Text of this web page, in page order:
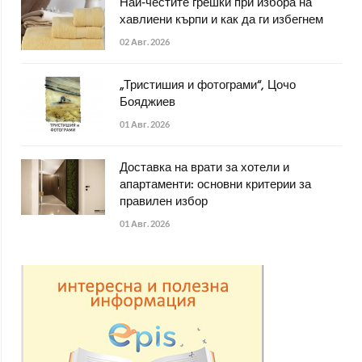
хавлиени кърпи и как да ги избегнем
02 Авг. 2026
„Тристишия и фотограми“, Цочо
Бояджиев
01 Авг. 2026
Доставка на врати за хотели и
апартаменти: основни критерии за
правилен избор
01 Авг. 2026